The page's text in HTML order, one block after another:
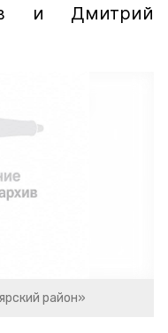
и Дмитрий
район»